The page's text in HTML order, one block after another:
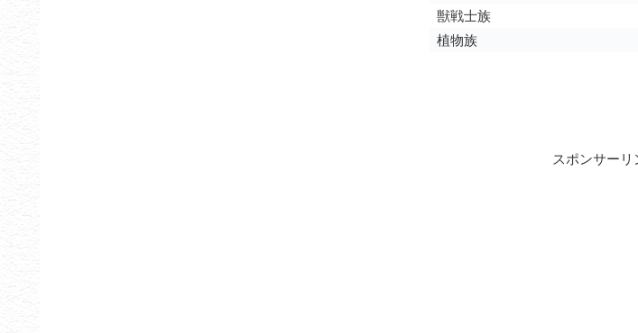
獣戦士族
植物族
スポンサーリ